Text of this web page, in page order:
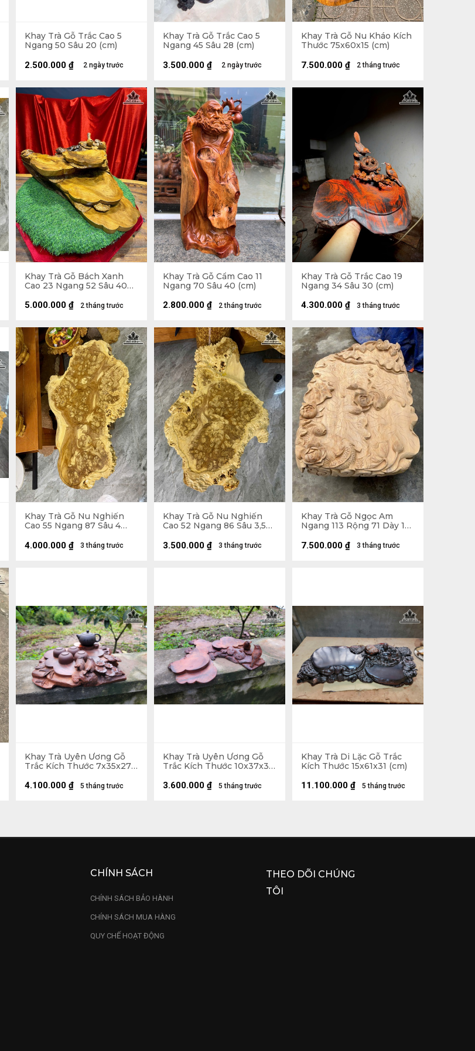
Khay Trà Gỗ Trắc Cao 5
Ngang 50 Sâu 20 (cm)
2 ngày trước
2.500.000 ₫
Khay Trà Gỗ Trắc Cao 5
Ngang 45 Sâu 28 (cm)
2 ngày trước
3.500.000 ₫
Khay Trà Gỗ Nu Kháo Kích
Thước 75x60x15 (cm)
2 tháng trước
7.500.000 ₫
Khay Trà Gỗ Bách Xanh
Cao 23 Ngang 52 Sâu 40
2 tháng trước
5.000.000 ₫
Khay Trà Gỗ Cẩm Cao 11
Ngang 70 Sâu 40 (cm)
2 tháng trước
2.800.000 ₫
Khay Trà Gỗ Trắc Cao 19
Ngang 34 Sâu 30 (cm)
3 tháng trước
4.300.000 ₫
Khay Trà Gỗ Nu Nghiến
Cao 55 Ngang 87 Sâu 4
3 tháng trước
4.000.000 ₫
Khay Trà Gỗ Nu Nghiến
Cao 52 Ngang 86 Sâu 3,5
3 tháng trước
3.500.000 ₫
Khay Trà Gỗ Ngọc Am
Ngang 113 Rộng 71 Dày 18
3 tháng trước
7.500.000 ₫
Khay Trà Uyên Ương Gỗ
Trắc Kích Thước 7x35x27
5 tháng trước
4.100.000 ₫
Khay Trà Uyên Ương Gỗ
Trắc Kích Thước 10x37x33
5 tháng trước
3.600.000 ₫
Khay Trà Di Lặc Gỗ Trắc
Kích Thước 15x61x31 (cm)
5 tháng trước
11.100.000 ₫
CHÍNH SÁCH
CHÍNH SÁCH BẢO HÀNH
CHÍNH SÁCH MUA HÀNG
QUY CHẾ HOẠT ĐỘNG
THEO DÕI CHÚNG
TÔI